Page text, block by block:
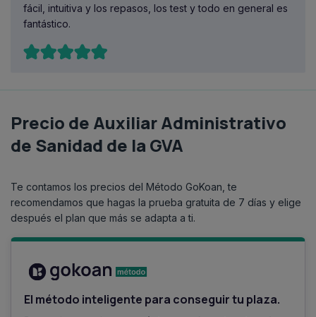
fácil, intuitiva y los repasos, los test y todo en general es
fantástico.
Precio de Auxiliar Administrativo
de Sanidad de la GVA
Te contamos los precios del Método GoKoan, te
recomendamos que hagas la prueba gratuita de 7 días y elige
después el plan que más se adapta a ti.
El método inteligente para conseguir tu plaza.